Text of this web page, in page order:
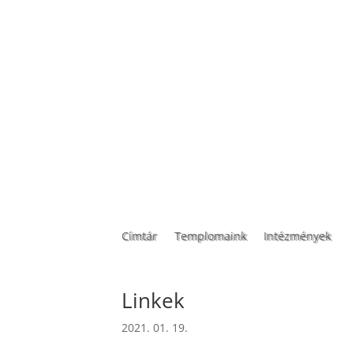
Címtár Templomaink Intézmények
Linkek
2021. 01. 19.